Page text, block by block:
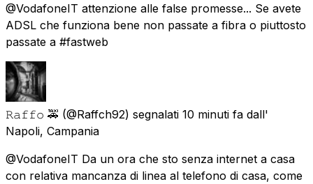
@VodafoneIT attenzione alle false promesse... Se avete
ADSL che funziona bene non passate a fibra o piuttosto
passate a #fastweb
𝚁𝚊𝚏𝚏𝚘 🚕 (@Raffch92) segnalati 10 minuti fa dall'
Napoli, Campania
@VodafoneIT Da un ora che sto senza internet a casa
con relativa mancanza di linea al telefono di casa, come